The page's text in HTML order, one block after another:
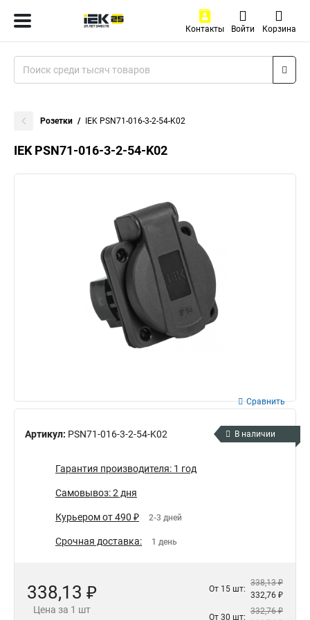
Контакты Войти Корзина
Розетки IEK PSN71-016-3-2-54-K02
IEK PSN71-016-3-2-54-K02
Артикул: PSN71-016-3-2-54-K02
Сравнить
В наличии
Гарантия производителя: 1 год
Самовывоз: 2 дня
Курьером от 490 ₽ 2-3 дней
Срочная доставка: 1 день
338,13 ₽
Цена за 1 шт
От 15 шт:
338,13 ₽
332,76 ₽
От 30 шт:
332,76 ₽